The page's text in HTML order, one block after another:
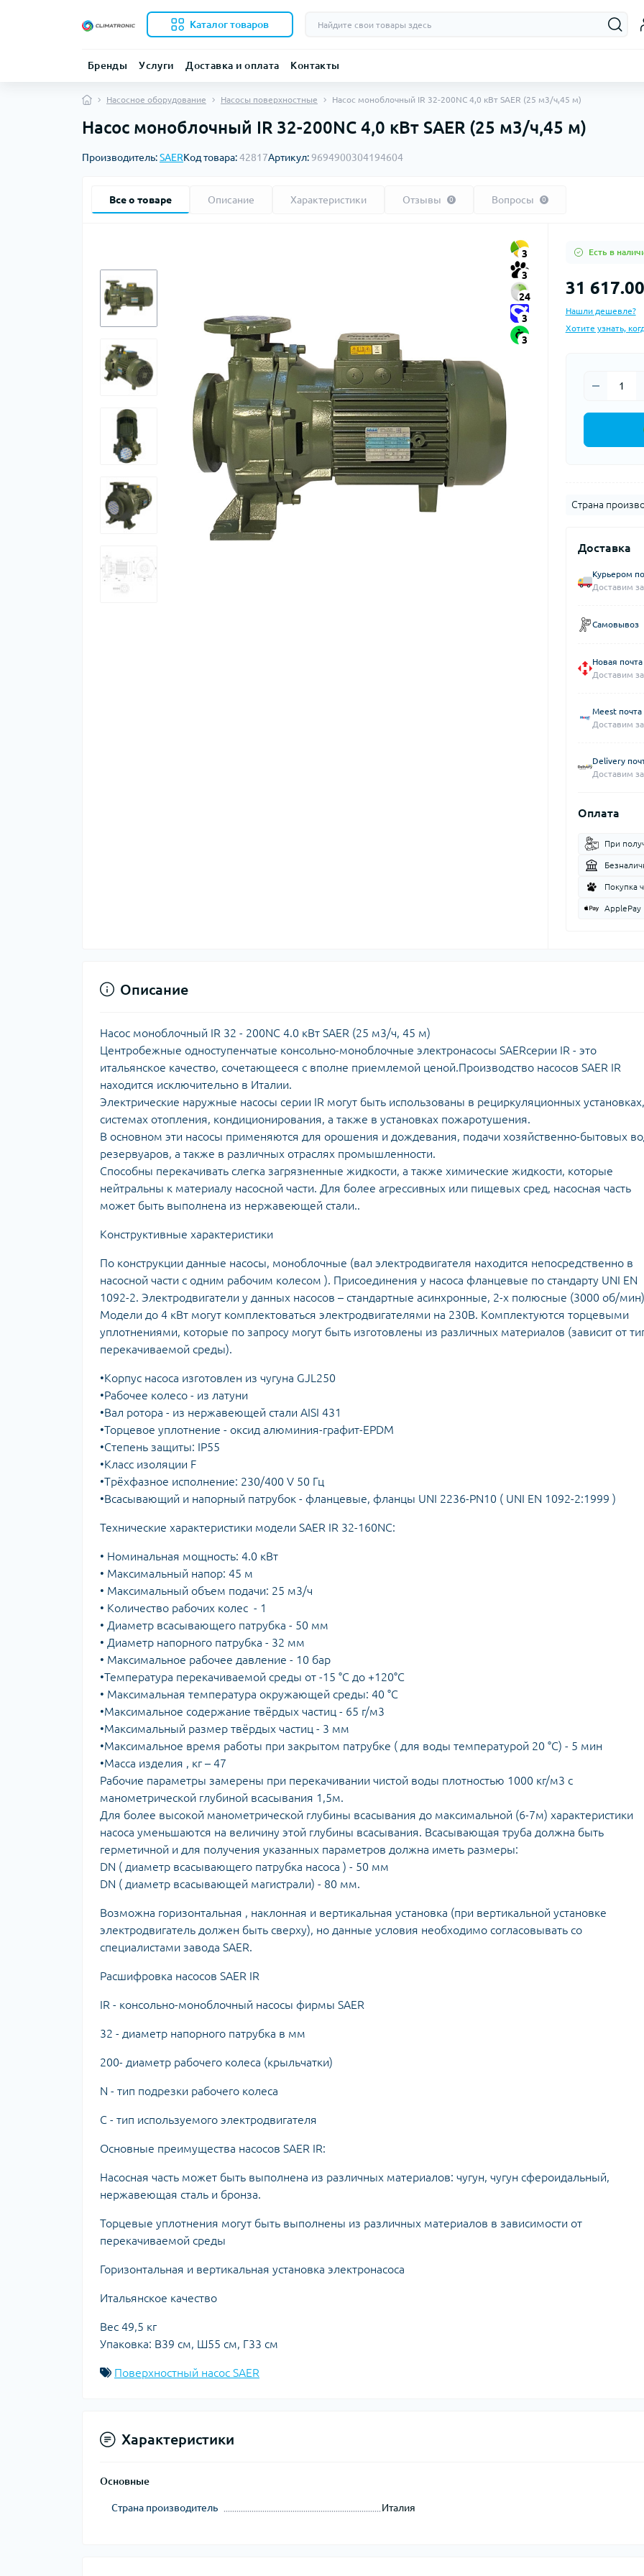
Каталог товаров
Бренды Услуги Доставка и оплата Контакты
Насосное оборудование Насосы поверхностные Насос моноблочный IR 32-200NC 4,0 кВт SAER (25 м3/ч,45 м)
Насос моноблочный IR 32-200NC 4,0 кВт SAER (25 м3/ч,45 м)
Производитель:SAERКод товара:42817Артикул: 9694900304194604
Все о товаре Описание Характеристики Отзывы 0 Вопросы 0
3
3
24
3
3
Есть в
31
Нашли дешевле?
Хотите узнать,
Страна
Доставка
Курьером
Доставим
Самовывоз
Новая почта
Доставим
Meest почта
Доставим
Delivery
Доставим
Оплата
При
Покупка
ApplePay
Описание
Насос моноблочный IR 32 - 200NC 4.0 кВт SAER (25 м3/ч, 45 м)
Центробежные одноступенчатые консольно-моноблочные электронасосы SAERсерии IR - это
итальянское качество, сочетающееся с вполне приемлемой ценой.Производство насосов SAER IR
находится исключительно в Италии.
Электрические наружные насосы серии IR могут быть использованы в рециркуляционных установках,
системах отопления, кондиционирования, а также в установках пожаротушения.
В основном эти насосы применяются для орошения и дождевания, подачи хозяйственно-бытовых
резервуаров, а также в различных отраслях промышленности.
Способны перекачивать слегка загрязненные жидкости, а также химические жидкости, которые
нейтральны к материалу насосной части. Для более агрессивных или пищевых сред, насосная часть
может быть выполнена из нержавеющей стали..
Конструктивные характеристики
По конструкции данные насосы, моноблочные (вал электродвигателя находится непосредственно в
насосной части с одним рабочим колесом ). Присоединения у насоса фланцевые по стандарту UNI EN
1092-2. Электродвигатели у данных насосов – стандартные асинхронные, 2-х полюсные (3000 об/мин)
Модели до 4 кВт могут комплектоваться электродвигателями на 230В. Комплектуются торцевыми
уплотнениями, которые по запросу могут быть изготовлены из различных материалов (зависит от
перекачиваемой среды).
•Корпус насоса изготовлен из чугуна GJL250
•Рабочее колесо - из латуни
•Вал ротора - из нержавеющей стали AISI 431
•Торцевое уплотнение - оксид алюминия-графит-EPDM
•Степень защиты: IP55
•Класс изоляции F
•Трёхфазное исполнение: 230/400 V 50 Гц
•Всасывающий и напорный патрубок - фланцевые, фланцы UNI 2236-PN10 ( UNI EN 1092-2:1999 )
Технические характеристики модели SAER IR 32-160NC:
• Номинальная мощность: 4.0 кВт
• Максимальный напор: 45 м
• Максимальный объем подачи: 25 м3/ч
• Количество рабочих колес - 1
• Диаметр всасывающего патрубка - 50 мм
• Диаметр напорного патрубка - 32 мм
• Максимальное рабочее давление - 10 бар
•Температура перекачиваемой среды от -15 °С до +120°С
• Максимальная температура окружающей среды: 40 °С
•Максимальное содержание твёрдых частиц - 65 г/м3
•Максимальный размер твёрдых частиц - 3 мм
•Максимальное время работы при закрытом патрубке ( для воды температурой 20 °С) - 5 мин
•Масса изделия , кг – 47
Рабочие параметры замерены при перекачивании чистой воды плотностью 1000 кг/м3 с
манометрической глубиной всасывания 1,5м.
Для более высокой манометрической глубины всасывания до максимальной (6-7м) характеристики
насоса уменьшаются на величину этой глубины всасывания. Всасывающая труба должна быть
герметичной и для получения указанных параметров должна иметь размеры:
DN ( диаметр всасывающего патрубка насоса ) - 50 мм
DN ( диаметр всасывающей магистрали) - 80 мм.
Возможна горизонтальная , наклонная и вертикальная установка (при вертикальной установке
электродвигатель должен быть сверху), но данные условия необходимо согласовывать со
специалистами завода SAER.
Расшифровка насосов SAER IR
IR - консольно-моноблочный насосы фирмы SAER
32 - диаметр напорного патрубка в мм
200- диаметр рабочего колеса (крыльчатки)
N - тип подрезки рабочего колеса
C - тип используемого электродвигателя
Основные преимущества насосов SAER IR:
Насосная часть может быть выполнена из различных материалов: чугун, чугун сфероидальный,
нержавеющая сталь и бронза.
Торцевые уплотнения могут быть выполнены из различных материалов в зависимости от
перекачиваемой среды
Горизонтальная и вертикальная установка электронасоса
Итальянское качество
Вес 49,5 кг
Упаковка: В39 см, Ш55 см, Г33 см
Поверхностный насос SAER
Характеристики
Основные
Страна производитель Италия